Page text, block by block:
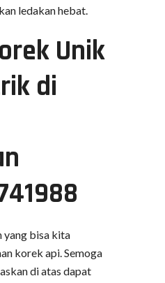
ledakan hebat.
Unik
di
yang bisa kita
korek api. Semoga
di atas dapat